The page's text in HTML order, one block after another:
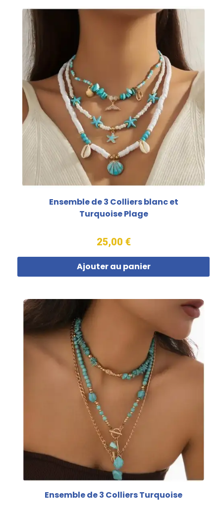
Ensemble de 3 Colliers blanc et
Turquoise Plage
25,00 €
Ajouter au panier
Ensemble de 3 Colliers Turquoise